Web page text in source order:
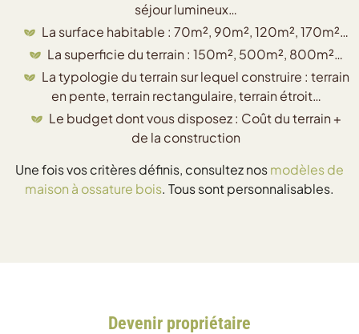
séjour lumineux…
La surface habitable : 70m², 90m², 120m², 170m²…
La superficie du terrain : 150m², 500m², 800m²…
La typologie du terrain sur lequel construire : terrain
en pente, terrain rectangulaire, terrain étroit…
Le budget dont vous disposez : Coût du terrain +
de la construction
Une fois vos critères définis, consultez nosmodèles de
maison à ossature bois. Tous sont personnalisables.
Devenir propriétaire